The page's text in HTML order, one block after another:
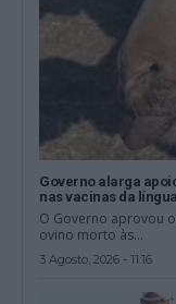
Governo alarga
nas vacinas da
O Governo aprovou
ovino morto às...
3 Agosto, 2026 - 11:16